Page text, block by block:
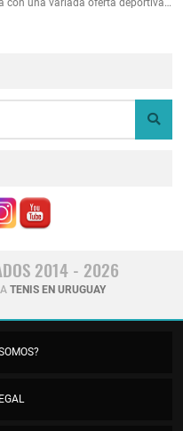
con una variada oferta deportiva…
2014 - 2026
TENIS EN URUGUAY